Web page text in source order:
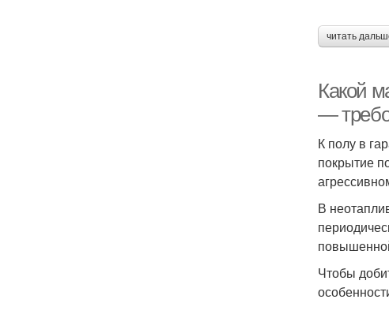
читать
Какой
—
К полу в
покрытие
В
Чтобы